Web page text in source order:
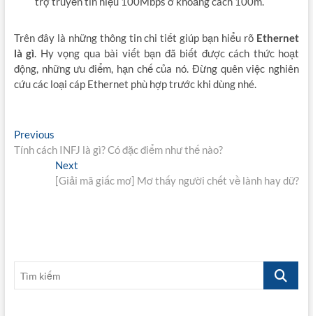
Trên đây là những thông tin chi tiết giúp bạn hiểu rõ Ethernet
là gì. Hy vọng qua bài viết bạn đã biết được cách thức hoạt
động, những ưu điểm, hạn chế của nó. Đừng quên việc nghiên
cứu các loại cáp Ethernet phù hợp trước khi dùng nhé.
Điều
hướng
PreviousPrevious
post:
Tính cách INFJ là gì? Có đặc điểm như thế nào?
Next
post:
[Giải mã giấc mơ] Mơ thấy người chết về lành hay dữ?
Tìm
kiếm